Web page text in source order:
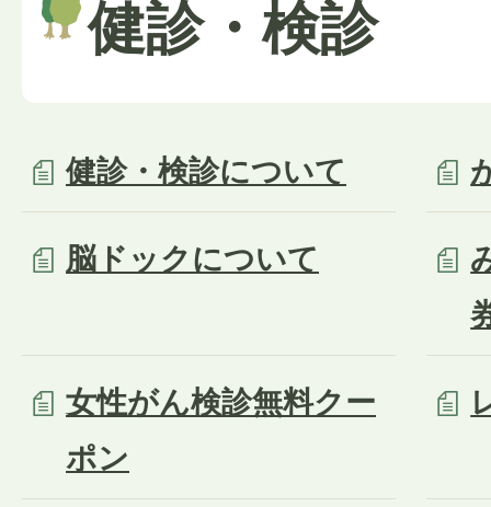
健診・検診
健診・検診について
脳ドックについて
女性がん検診無料クー
ポン